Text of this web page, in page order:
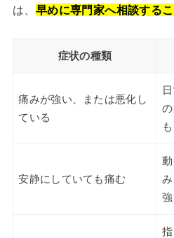
は、 早めに専門家へ相談する
症状の種類
痛みが強い、または悪化し
ている
安静にしていても痛む